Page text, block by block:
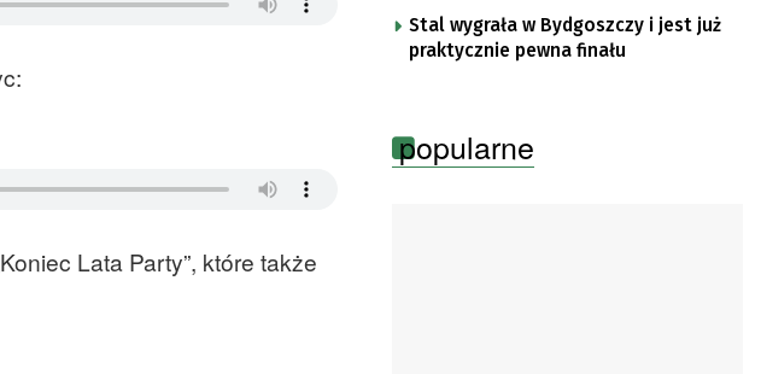
Lata Party”, które także
Stal wygrała w Bydgoszczy i jest już
praktycznie pewna finału
popularne